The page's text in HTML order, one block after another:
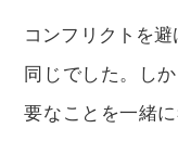
コンフリクトを
同じでした。し
要なことを一緒